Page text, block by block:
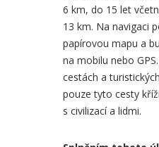
6 km, do 15 let
13 km. Na navigaci
papírovou mapu a
na mobilu nebo
cestách a
pouze tyto cesty
s civilizací a lidmi.